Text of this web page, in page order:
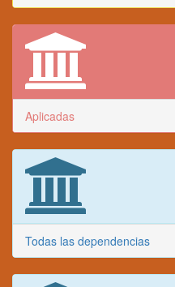
Aplicadas
Todas las dependencias